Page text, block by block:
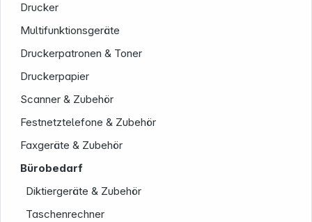
Drucker
Multifunktionsgeräte
Druckerpatronen & Toner
Druckerpapier
Scanner & Zubehör
Festnetztelefone & Zubehör
Faxgeräte & Zubehör
Bürobedarf
Diktiergeräte & Zubehör
Taschenrechner
Unternehmen